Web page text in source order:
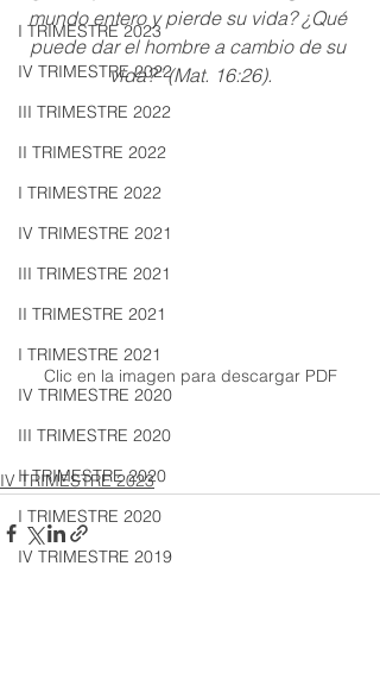
I TRIMESTRE 2023
IV TRIMESTRE 2022
III TRIMESTRE 2022
II TRIMESTRE 2022
I TRIMESTRE 2022
IV TRIMESTRE 2021
III TRIMESTRE 2021
II TRIMESTRE 2021
I TRIMESTRE 2021
IV TRIMESTRE 2020
III TRIMESTRE 2020
II TRIMESTRE 2020
I TRIMESTRE 2020
IV TRIMESTRE 2019
mundo entero y pierde su vida? ¿Qué
puede dar el hombre a cambio de su
vida?” (Mat. 16:26).
Clic en la imagen para descargar PDF
IV TRIMESTRE 2023